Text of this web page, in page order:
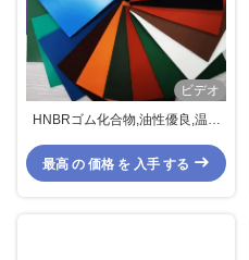
ビデオ
HNBRゴム化合物,油性優良,温度
(10-20 MPa)
最高 の 価格 を 入手 する